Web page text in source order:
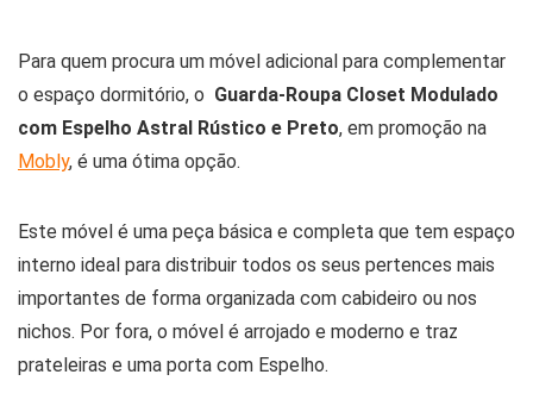
Para quem procura um móvel adicional para complementar
o espaço dormitório, o Guarda-Roupa Closet Modulado
com Espelho Astral Rústico e Preto, em promoção na
Mobly, é uma ótima opção.
Este móvel é uma peça básica e completa que tem espaço
interno ideal para distribuir todos os seus pertences mais
importantes de forma organizada com cabideiro ou nos
nichos. Por fora, o móvel é arrojado e moderno e traz
prateleiras e uma porta com Espelho.